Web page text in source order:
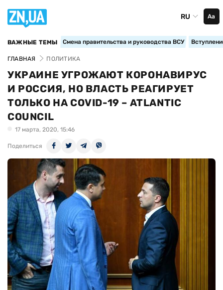
RU Аа
ВАЖНЫЕ ТЕМЫ Смена правительства и руководства ВСУ
ГЛАВНАЯ ПОЛИТИКА
УКРАИНЕ УГРОЖАЮТ КОРОНАВИРУС
И РОССИЯ, НО ВЛАСТЬ РЕАГИРУЕТ
ТОЛЬКО НА COVID-19 – ATLANTIC
COUNCIL
17 марта, 2020, 15:46
Поделиться